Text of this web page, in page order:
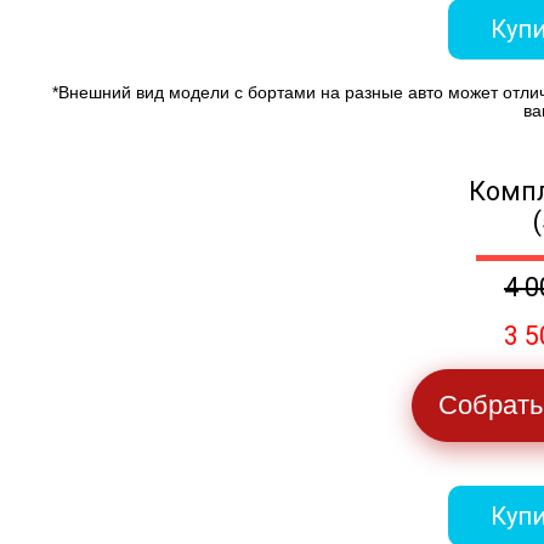
*Внешний вид модели с бортами на разные авто может
4
3